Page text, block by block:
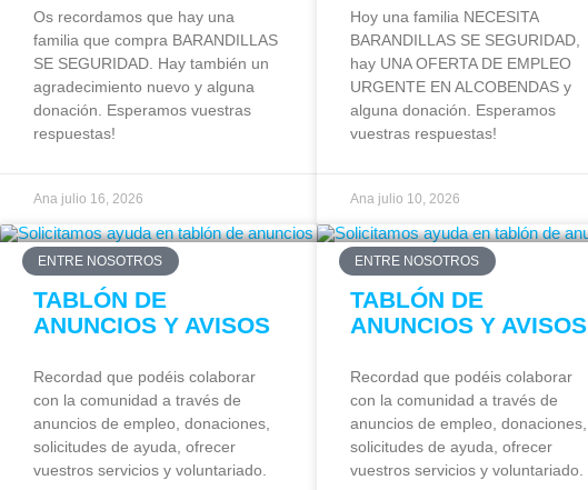
Os recordamos que hay una
familia que compra BARANDILLAS
SE SEGURIDAD. Hay también un
agradecimiento nuevo y alguna
donación. Esperamos vuestras
respuestas!
Ana julio 16, 2026
Hoy una familia NECESITA
BARANDILLAS SE SEGURIDAD,
hay UNA OFERTA DE EMPLEO
URGENTE EN ALCOBENDAS y
alguna donación. Esperamos
vuestras respuestas!
Ana julio 10, 2026
ENTRE NOSOTROS
TABLÓN DE
ANUNCIOS Y AVISOS
Recordad que podéis colaborar
con la comunidad a través de
anuncios de empleo, donaciones,
solicitudes de ayuda, ofrecer
vuestros servicios y voluntariado.
ENTRE NOSOTROS
TABLÓN DE
ANUNCIOS Y AVISOS
Recordad que podéis colaborar
con la comunidad a través de
anuncios de empleo, donaciones,
solicitudes de ayuda, ofrecer
vuestros servicios y voluntariado.